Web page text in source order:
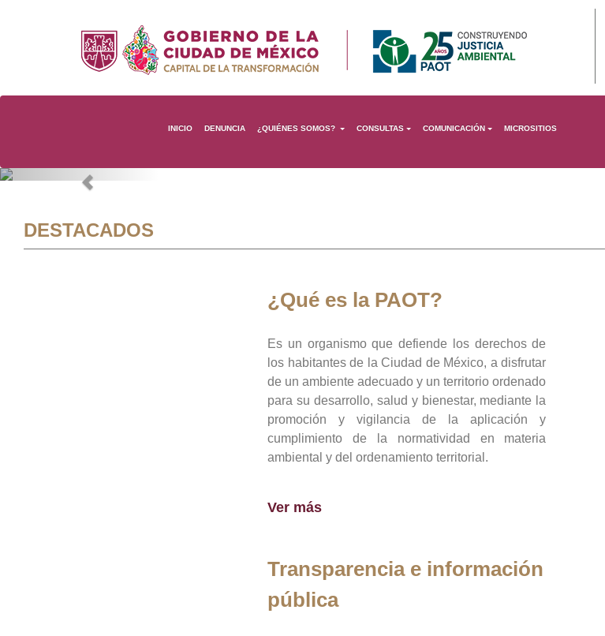
INICIO DENUNCIA ¿QUIÉNES SOMOS? CONSULTAS COMUNICACIÓN MICROSITIOS
Previous
DESTACADOS
¿Qué es la PAOT?
Es un organismo que defiende los derechos de
los habitantes de la Ciudad de México, a disfrutar
de un ambiente adecuado y un territorio ordenado
para su desarrollo, salud y bienestar, mediante la
promoción y vigilancia de la aplicación y
cumplimiento de la normatividad en materia
ambiental y del ordenamiento territorial.
Ver más
Transparencia e información
pública